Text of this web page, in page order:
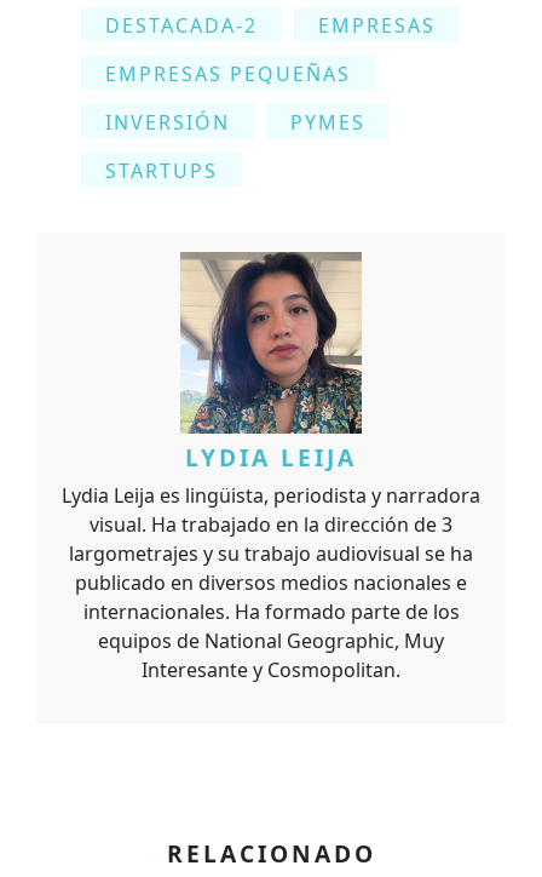
DESTACADA-2
EMPRESAS
EMPRESAS PEQUEÑAS
INVERSIÓN
PYMES
STARTUPS
LYDIA LEIJA
Lydia Leija es lingüista, periodista y narradora
visual. Ha trabajado en la dirección de 3
largometrajes y su trabajo audiovisual se ha
publicado en diversos medios nacionales e
internacionales. Ha formado parte de los
equipos de National Geographic, Muy
Interesante y Cosmopolitan.
RELACIONADO